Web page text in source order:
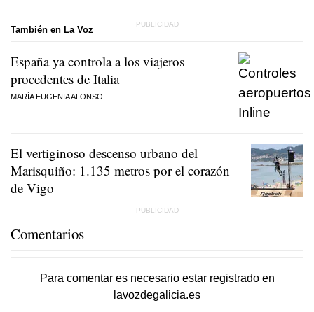
También en La Voz
España ya controla a los viajeros
procedentes de Italia
MARÍA EUGENIA ALONSO
El vertiginoso descenso urbano del
Marisquiño: 1.135 metros por el corazón
de Vigo
Comentarios
Para comentar es necesario estar registradoen
lavozdegalicia.es